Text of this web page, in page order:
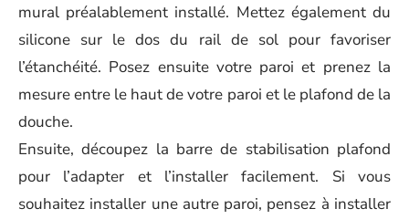
mural préalablement installé. Mettez également du
silicone sur le dos du rail de sol pour favoriser
l’étanchéité. Posez ensuite votre paroi et prenez la
mesure entre le haut de votre paroi et le plafond de la
douche.
Ensuite, découpez la barre de stabilisation plafond
pour l’adapter et l’installer facilement. Si vous
souhaitez installer une autre paroi, pensez à installer